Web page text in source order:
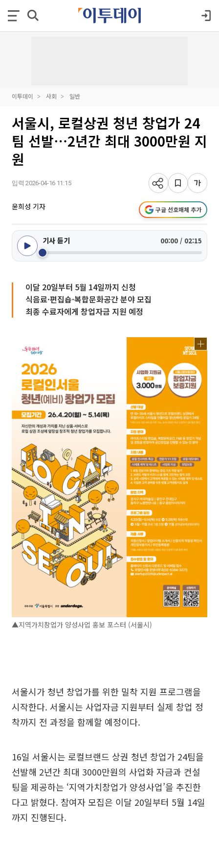
이투데이 사회 일반
서울시, 로컬상권 청년 창업가 24
팀 선발⋯2년간 최대 3000만원 지
원
입력 2026-04-16 11:15
윤희성 기자 구글 선호매체 추가
기사 듣기 00:00 / 02:15
이달 20일부터 5월 14일까지 신청
식음료·편집숍·복합문화공간 분야 모집
최종 수료자에게 창업자금 지원 예정
▲지역가치창업가 양성사업 홍보 포스터 (서울시)
서울시가 청년 창업가를 위한 밀착 지원 프로그램을
시작한다. 서울시는 사업자금 지원부터 실제 창업 정
착까지 전 과정을 함께할 예정이다.
16일 서울시는 로컬브랜드 상권 청년 창업가 24팀을
선발해 2년간 최대 3000만원의 사업화 자금과 컨설
팅을 제공하는 ‘지역가치창업가 양성사업’을 추진한
다고 밝혔다. 참여자 모집은 이달 20일부터 5월 14일
까지 진행된다.